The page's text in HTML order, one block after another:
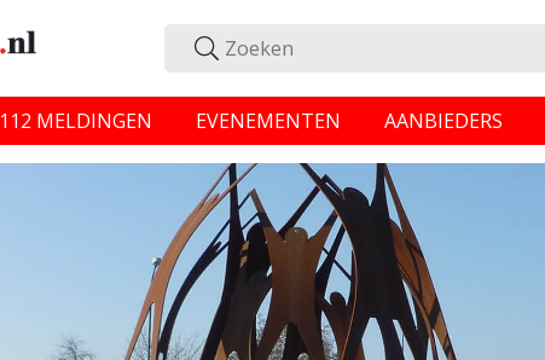
112 MELDINGEN EVENEMENTEN AANBIEDERS